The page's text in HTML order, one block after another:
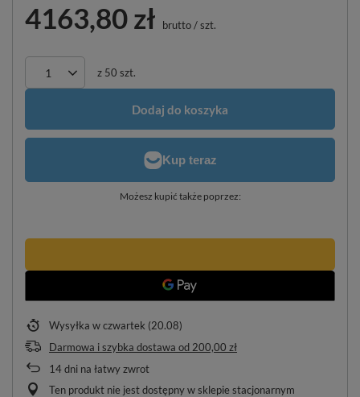
4163,80 zł brutto/szt.
z 50 szt.
Dodaj do koszyka
Możesz kupić także poprzez:
Wysyłka w czwartek (20.08)
Darmowa i szybka dostawa od 200,00 zł
14dni na łatwy zwrot
Ten produkt nie jest dostępny w sklepie stacjonarnym